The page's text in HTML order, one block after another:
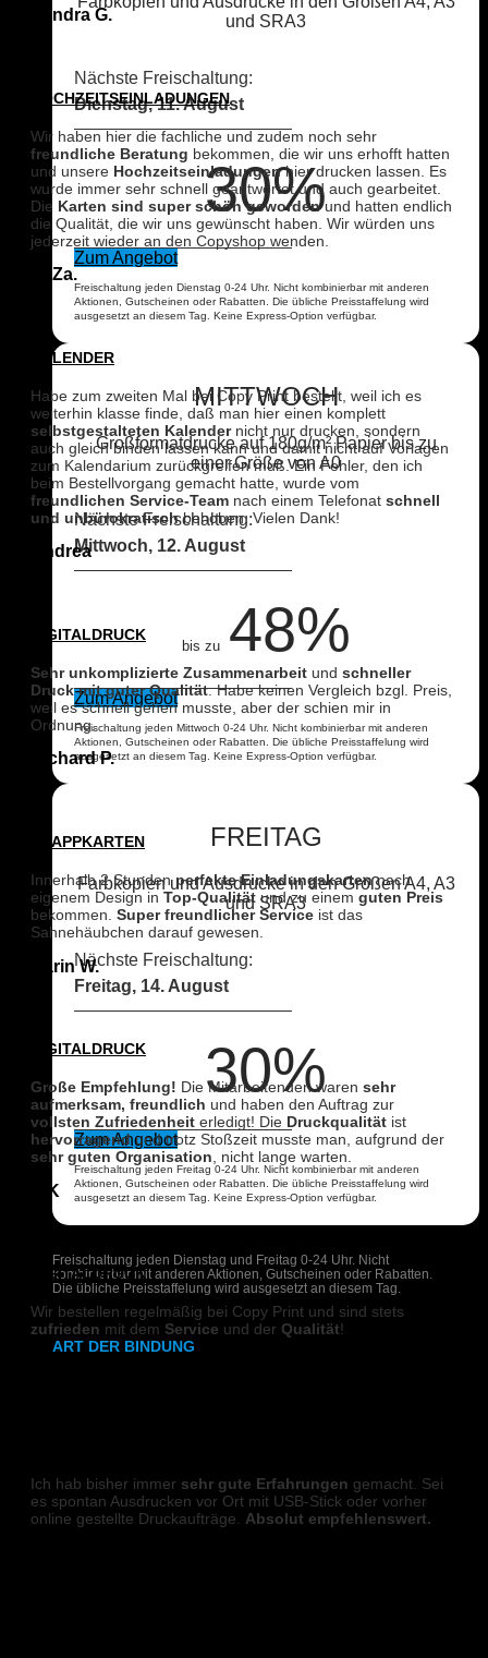
und SRA3
Nächste Freischaltung:
Dienstag, 11. August
30%
Zum Angebot
Freischaltung jeden Dienstag 0-24 Uhr. Nicht kombinierbar mit anderen
Aktionen, Gutscheinen oder Rabatten. Die übliche Preisstaffelung wird
ausgesetzt an diesem Tag. Keine Express-Option verfügbar.
MITTWOCH
Großformatdrucke auf 180g/m² Papier bis zu
einer Größe von A0
Nächste Freischaltung:
Mittwoch, 12. August
bis zu 48%
Zum Angebot
Freischaltung jeden Mittwoch 0-24 Uhr. Nicht kombinierbar mit anderen
Aktionen, Gutscheinen oder Rabatten. Die übliche Preisstaffelung wird
ausgesetzt an diesem Tag. Keine Express-Option verfügbar.
FREITAG
Farbkopien und Ausdrucke in den Größen A4, A3
und SRA3
Nächste Freischaltung:
Freitag, 14. August
30%
Zum Angebot
Freischaltung jeden Freitag 0-24 Uhr. Nicht kombinierbar mit anderen
Aktionen, Gutscheinen oder Rabatten. Die übliche Preisstaffelung wird
ausgesetzt an diesem Tag. Keine Express-Option verfügbar.
Freischaltung jeden Dienstag und Freitag 0-24 Uhr. Nicht
kombinierbar mit anderen Aktionen, Gutscheinen oder Rabatten.
Die übliche Preisstaffelung wird ausgesetzt an diesem Tag.
ART DER BINDUNG
Lumbeck-Bindung
Hardcover
Sandra G.
HOCHZEITSEINLADUNGEN
Wir haben hier die fachliche und zudem noch sehr
freundliche Beratung bekommen, die wir uns erhofft hatten
und unsere Hochzeitseinladungenhier drucken lassen. Es
wurde immer sehr schnell geantwortet und auch gearbeitet.
Die Karten sind super schön gewordenund hatten endlich
die Qualität, die wir uns gewünscht haben. Wir würden uns
jederzeit wieder an den Copyshop wenden.
K. Za.
KALENDER
Habe zum zweiten Mal bei Copy Print bestellt, weil ich es
weiterhin klasse finde, daß man hier einen komplett
selbstgestalteten Kalendernicht nur drucken, sondern
auch gleich binden lassen kann und damit nicht auf Vorlagen
zum Kalendarium zurückgreifen muß. Ein Fehler, den ich
beim Bestellvorgang gemacht hatte, wurde vom
freundlichen Service-Team nach einem Telefonat schnell
und unbürokratischbehoben. Vielen Dank!
Andrea
DIGITALDRUCK
Sehr unkomplizierte Zusammenarbeit und schneller
Druck mit guter Qualität. Habe keinen Vergleich bzgl. Preis,
weil es schnell gehen musste, aber der schien mir in
Ordnung.
Richard P.
KLAPPKARTEN
Innerhalb 2 Stundenperfekte Einladungskartennach
eigenem Design in Top-Qualität und zu einem guten Preis
bekommen. Super freundlicher Service ist das
Sahnehäubchen darauf gewesen.
Karin W.
DIGITALDRUCK
Große Empfehlung! Die Mitarbeitenden waren sehr
aufmerksam, freundlich und haben den Auftrag zur
vollsten Zufriedenheit erledigt! Die Druckqualität ist
hervorragendund trotz Stoßzeit musste man, aufgrund der
sehr guten Organisation, nicht lange warten.
E K
DIGITALDRUCK
Wir bestellen regelmäßig bei Copy Print und sind stets
zufrieden mit dem Service und der Qualität!
Ich hab bisher immer sehr gute Erfahrungen gemacht. Sei
es spontan Ausdrucken vor Ort mit USB-Stick oder vorher
online gestellte Druckaufträge. Absolut empfehlenswert.